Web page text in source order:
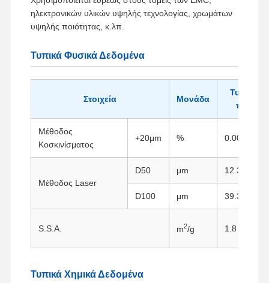
ηλεκτρονικών υλικών υψηλής τεχνολογίας, χρωμάτων
υψηλής ποιότητας, κ.λπ.
Τυπικά Φυσικά Δεδομένα
Στοιχεία Μονάδα
Τυπική
τιμή
Μέθοδος
Κοσκινίσματος
+20μm % 0.0056
Μέθοδος Laser
D50 μm 12.3
D100 μm 39.3
S.S.A. m2/g 1.8
Τυπικά Χημικά Δεδομένα